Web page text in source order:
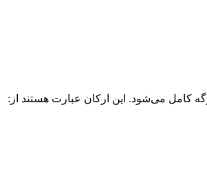
کامل می‌شود. این ارکان عبارت هستند از: